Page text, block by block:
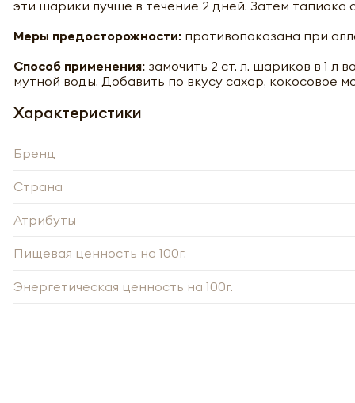
эти шарики лучше в течение 2 дней. Затем тапиока
Меры предосторожности: противопоказана при
Способ применения: замочить 2 ст. л. шариков в 1 л
мутной воды. Добавить по вкусу сахар, кокосовое
Характеристики
Бренд
Страна
Атрибуты
Пищевая ценность на 100г.
Энергетическая ценность на 100г.